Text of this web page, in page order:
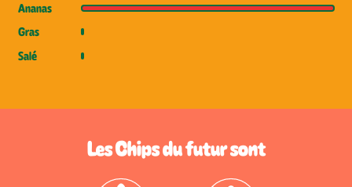
Ananas
Gras
Salé
Les Chips du futur sont